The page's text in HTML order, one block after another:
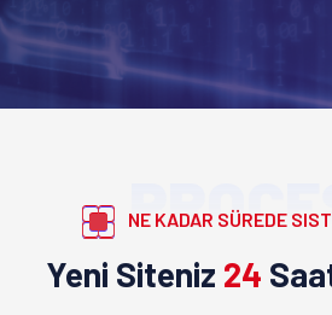
NE KADAR SÜREDE
Yeni Siteniz 24